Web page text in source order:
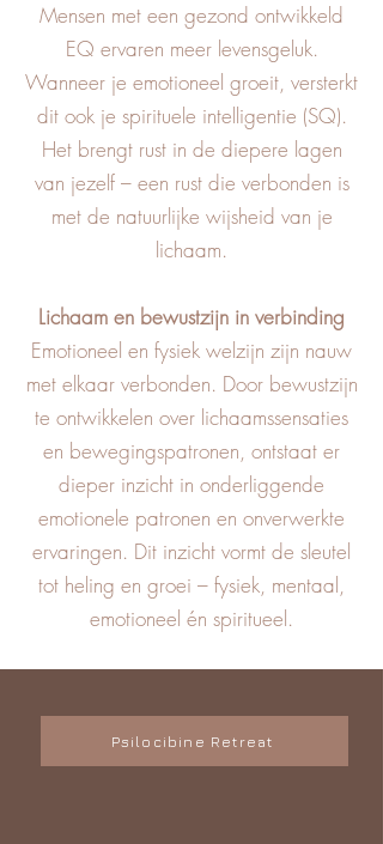
Mensen met een gezond ontwikkeld
EQ ervaren meer levensgeluk.
Wanneer je emotioneel groeit, versterkt
dit ook je spirituele intelligentie (SQ).
Het brengt rust in de diepere lagen
van jezelf – een rust die verbonden is
met de natuurlijke wijsheid van je
lichaam.
Lichaam en bewustzijn in verbinding
Emotioneel en fysiek welzijn zijn nauw
met elkaar verbonden. Door bewustzijn
te ontwikkelen over lichaamssensaties
en bewegingspatronen, ontstaat er
dieper inzicht in onderliggende
emotionele patronen en onverwerkte
ervaringen. Dit inzicht vormt de sleutel
tot heling en groei – fysiek, mentaal,
emotioneel én spiritueel.
Psilocibine Retreat